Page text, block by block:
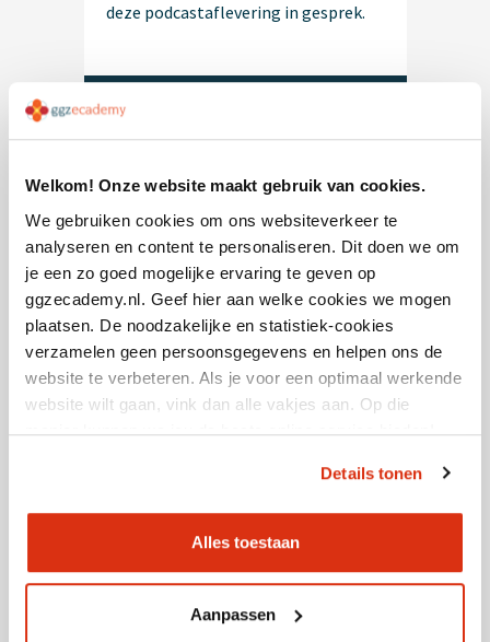
Welkom! Onze website maakt gebruik van cookies.
We gebruiken cookies om ons websiteverkeer te
analyseren en content te personaliseren. Dit doen we om
je een zo goed mogelijke ervaring te geven op
ggzecademy.nl. Geef hier aan welke cookies we mogen
plaatsen. De noodzakelijke en statistiek-cookies
verzamelen geen persoonsgegevens en helpen ons de
website te verbeteren. Als je voor een optimaal werkende
website wilt gaan, vink dan alle vakjes aan. Op die
manier kunnen we jou de beste online service bieden!
Details tonen
Alles toestaan
Aanpassen
deze podcastaflevering in gesprek.
Podcast Psychisch lijden leren
verdragen
Leidt ons verlangen naar
maakbaarheid tot een overschatting
van de werking van therapie? Auteur
'Verdragen' voor het bijstellen van
therapie kan doen en ons te focussen
op het leren verdragen van mentale